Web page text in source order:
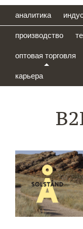
аналитика
производство
оптовая торговля
карьера